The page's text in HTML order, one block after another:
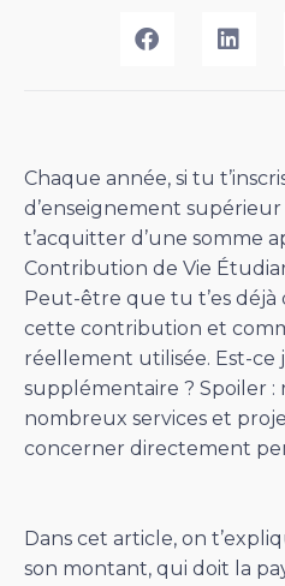
Chaque année, si tu
d’enseignement
t’acquitter d’une somme
Contribution de Vie
Peut-être que tu t’es déjà
cette contribution et
réellement utilisée. Est-ce
supplémentaire ? Spoiler :
nombreux services et
concerner directement
Dans cet article, on
son montant, qui doit la